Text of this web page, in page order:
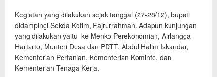
Kegiatan yang dilakukan sejak tanggal (27-28/12), bupati
didampingi Sekda Kotim, Fajrurrahman. Adapun kunjungan
yang dilakukan yaitu ke Menko Perekonomian, Airlangga
Hartarto, Menteri Desa dan PDTT, Abdul Halim Iskandar,
Kementerian Pertanian, Kementerian Kominfo, dan
Kementerian Tenaga Kerja.